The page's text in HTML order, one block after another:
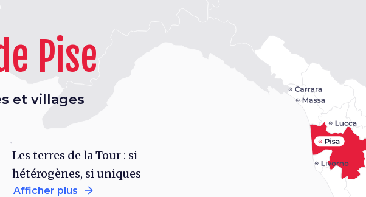
Pise
et villages
Les terres de la Tour : si
hétérogènes, si uniques
Afficher plus arrow_forward